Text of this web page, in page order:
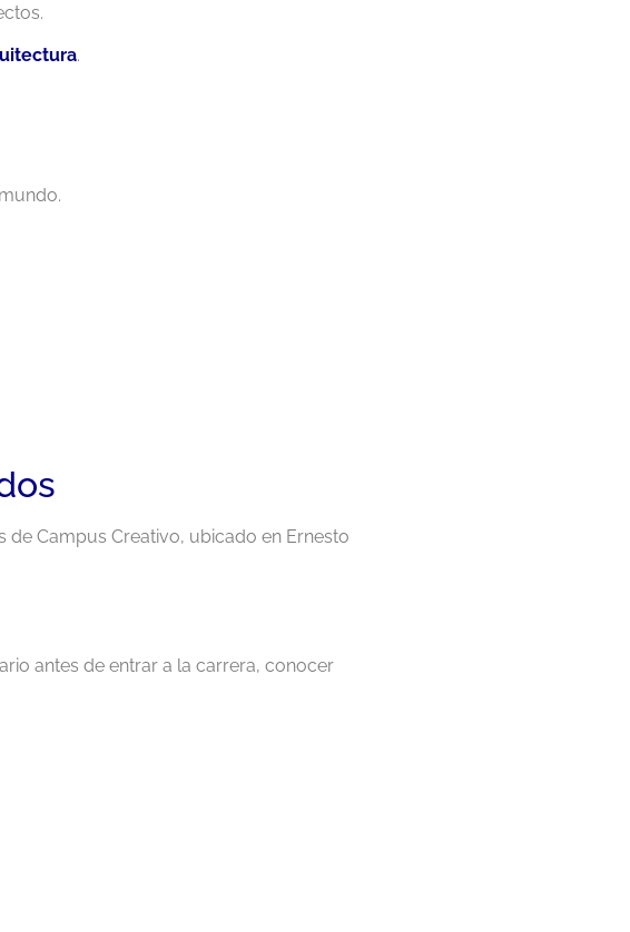
.
de Campus Creativo, ubicado en Ernesto
antes de entrar a la carrera, conocer